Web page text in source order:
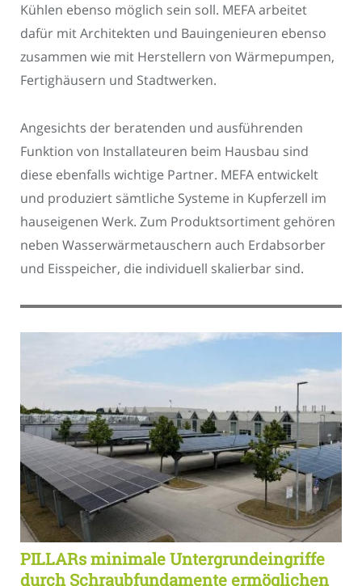
Kühlen ebenso möglich sein soll. MEFA arbeitet
dafür mit Architekten und Bauingenieuren ebenso
zusammen wie mit Herstellern von Wärmepumpen,
Fertighäusern und Stadtwerken.
Angesichts der beratenden und ausführenden
Funktion von Installateuren beim Hausbau sind
diese ebenfalls wichtige Partner. MEFA entwickelt
und produziert sämtliche Systeme in Kupferzell im
hauseigenen Werk. Zum Produktsortiment gehören
neben Wasserwärmetauschern auch Erdabsorber
und Eisspeicher, die individuell skalierbar sind.
PILLARs minimale Untergrundeingriffe
durch Schraubfundamente ermöglichen